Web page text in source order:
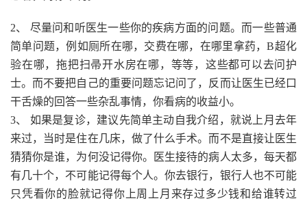
2、 尽量问和听医生一些你的疾病方面的问题。而一些普通
简单问题，例如厕所在哪，交费在哪，在哪里拿药，B超化
验在哪，拖把扫帚开水房在哪，等等，这些都可以去问护
士。而不要把自己的重要问题忘记问了，反而让医生已经口
干舌燥的回答一些杂乱事情，你看病的收益小。
3、 如果是复诊，建议先简单主动自我介绍，就说上月去年
来过，当时是住在几床，做了什么手术。而不是直接让医生
猜猜你是谁，为何没记得你。医生接待的病人太多，每天都
有几十个，不可能记得每个人。你去银行，银行人也不可能
只凭看你的脸就记得你上周上月来存过多少钱和给谁转过